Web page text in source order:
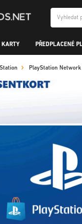
KARTY PŘEDPLACENÉ
PlayStation